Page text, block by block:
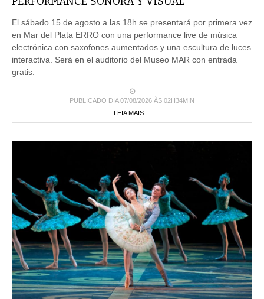
El sábado 15 de agosto a las 18h se presentará por primera vez
en Mar del Plata ERRO con una performance live de música
electrónica con saxofones aumentados y una escultura de luces
interactiva. Será en el auditorio del Museo MAR con entrada
gratis.
PUBLICADO DIA 07/08/2026 ÀS 02H34MIN
LEIA MAIS ...